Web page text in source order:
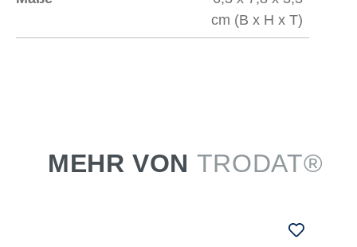
cm (B x H x T)
MEHR VON TRODAT®